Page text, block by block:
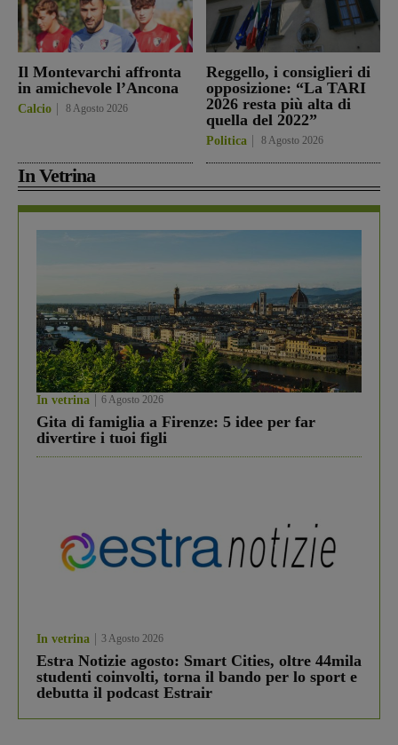
Il Montevarchi affronta
in amichevole l’Ancona
Calcio 8 Agosto 2026
Reggello, i consiglieri di
opposizione: “La TARI
2026 resta più alta di
quella del 2022”
Politica 8 Agosto 2026
In Vetrina
In vetrina 6 Agosto 2026
Gita di famiglia a Firenze: 5 idee per far
divertire i tuoi figli
In vetrina 3 Agosto 2026
Estra Notizie agosto: Smart Cities, oltre 44mila
studenti coinvolti, torna il bando per lo sport e
debutta il podcast Estrair